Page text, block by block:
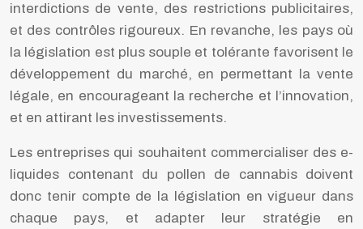
interdictions de vente, des restrictions publicitaires,
et des contrôles rigoureux. En revanche, les pays où
la législation est plus souple et tolérante favorisent le
développement du marché, en permettant la vente
légale, en encourageant la recherche et l’innovation,
et en attirant les investissements.
Les entreprises qui souhaitent commercialiser des e-
liquides contenant du pollen de cannabis doivent
donc tenir compte de la législation en vigueur dans
chaque pays, et adapter leur stratégie en